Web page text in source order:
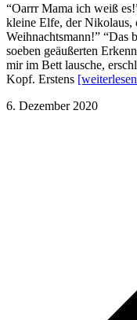
“Oarrr Mama ich weiß
kleine Elfe, der
Weihnachtsmann!”
soeben geäußerten
mir im Bett lausche,
Kopf. Erstens
6. Dezember 2020